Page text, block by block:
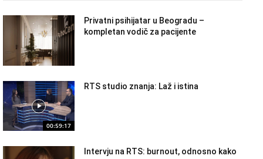
Privatni psihijatar u Beogradu –
kompletan vodič za pacijente
00:59:17
RTS studio znanja: Laž i istina
Intervju na RTS: burnout, odnosno kako